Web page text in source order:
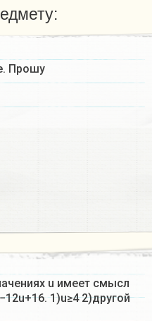
Прошу
u имеет смысл
1)u≥4 2)другой